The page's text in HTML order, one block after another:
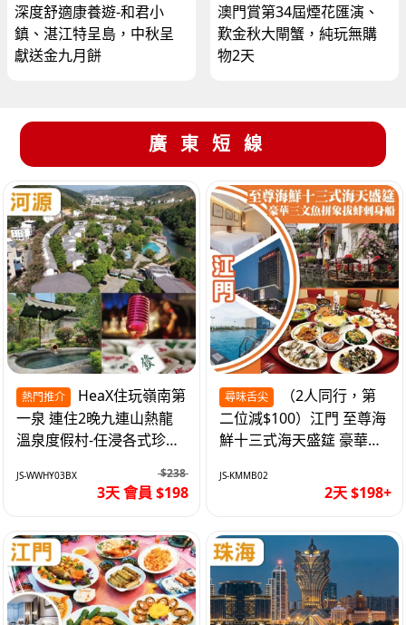
深度舒適康養遊-和君小
鎮、湛江特呈島，中秋呈
獻送金九月餅
澳門賞第34屆煙花匯演、
歎金秋大閘蟹，純玩無購
物2天
廣東短線
熱門推介
一泉 連住2晚九連山熱龍
溫泉度假村-任浸各式珍稀
JS-WWHY03BX $238
3天 會員 $198
尋味舌尖
二位減$100）江門 至尊海
鮮十三式海天盛筵 豪華三
2天
JS-KMMB02
2天 $198+